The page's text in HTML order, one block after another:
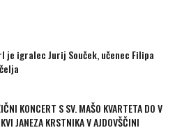
je igralec Jurij Souček, učenec Filipa
KONCERT S SV. MAŠO KVARTETA DO V
JANEZA KRSTNIKA V AJDOVŠČINI